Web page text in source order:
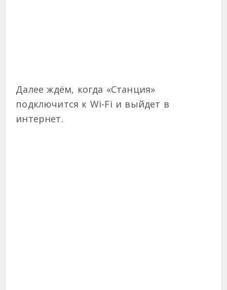
Далее ждём, когда «Станция»
подключится к Wi-Fi и выйдет в
интернет.